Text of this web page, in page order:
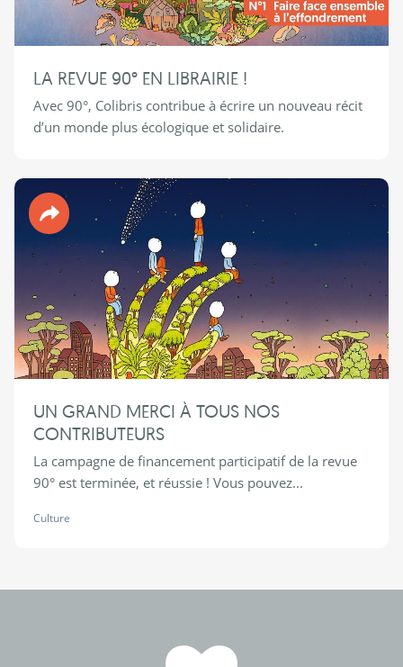
LA REVUE 90° EN LIBRAIRIE !
Avec 90°, Colibris contribue à écrire un nouveau récit
d’un monde plus écologique et solidaire.
Revue 90°
UN GRAND MERCI À TOUS NOS
CONTRIBUTEURS
La campagne de financement participatif de la revue
90° est terminée, et réussie ! Vous pouvez...
Culture